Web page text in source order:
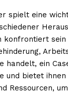
spielt eine
konfrontiert sein
handelt, ein
und bietet
Ressourcen,